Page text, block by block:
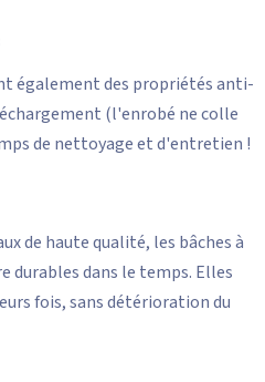
également des propriétés anti-
(l'enrobé ne colle
de nettoyage et d'entretien !
de haute qualité, les bâches à
durables dans le temps. Elles
fois, sans détérioration du